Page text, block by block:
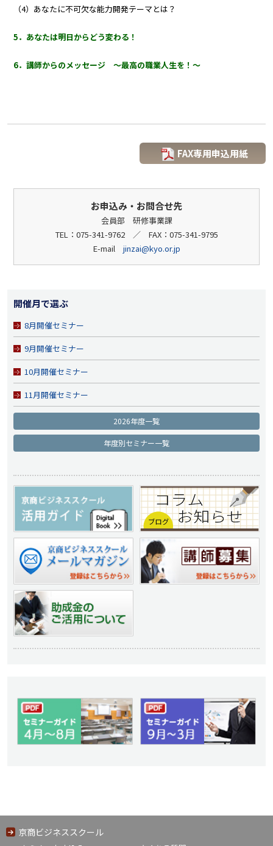
開催月で選ぶ
8月開催セミナー
9月開催セミナー
10月開催セミナー
11月開催セミナー
2026年度一覧
年度別セミナー一覧
（4）あなたに不可欠な能力開発テーマとは？
5．あなたは明日からどう変わる！
6．講師からのメッセージ 〜最高の職業人生を！〜
FAX専用申込用紙
お申込み・お問合せ先
会員部 研修事業課
TEL：075-341-9762 ／ FAX：075-341-9795
E-mail jinzai@kyo.or.jp
京商ビジネススクール